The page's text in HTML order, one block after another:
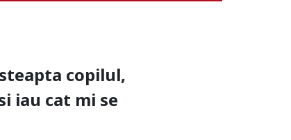
copilul,
iau cat mi se